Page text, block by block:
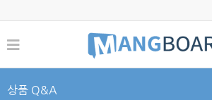
상품 Q&A